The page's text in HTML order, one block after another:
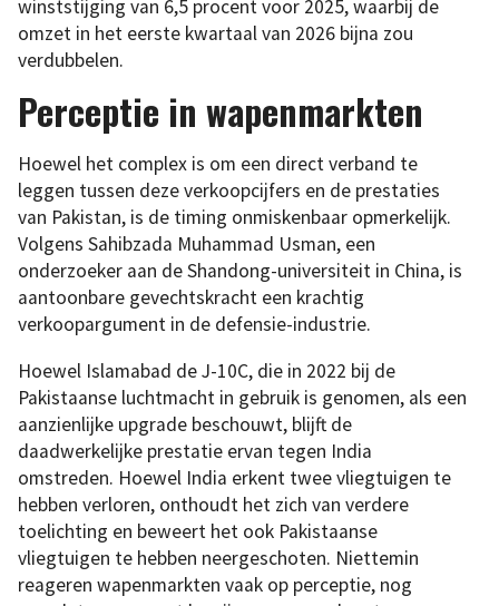
winststijging van 6,5 procent voor 2025, waarbij de
omzet in het eerste kwartaal van 2026 bijna zou
verdubbelen.
Perceptie in wapenmarkten
Hoewel het complex is om een direct verband te
leggen tussen deze verkoopcijfers en de prestaties
van Pakistan, is de timing onmiskenbaar opmerkelijk.
Volgens Sahibzada Muhammad Usman, een
onderzoeker aan de Shandong-universiteit in China, is
aantoonbare gevechtskracht een krachtig
verkoopargument in de defensie-industrie.
Hoewel Islamabad de J-10C, die in 2022 bij de
Pakistaanse luchtmacht in gebruik is genomen, als een
aanzienlijke upgrade beschouwt, blijft de
daadwerkelijke prestatie ervan tegen India
omstreden. Hoewel India erkent twee vliegtuigen te
hebben verloren, onthoudt het zich van verdere
toelichting en beweert het ook Pakistaanse
vliegtuigen te hebben neergeschoten. Niettemin
reageren wapenmarkten vaak op perceptie, nog